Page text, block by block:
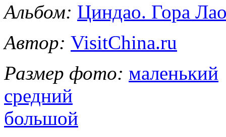
Альбом: Циндао. Гора
Автор: VisitChina.ru
Размер фото: маленький
средний
большой